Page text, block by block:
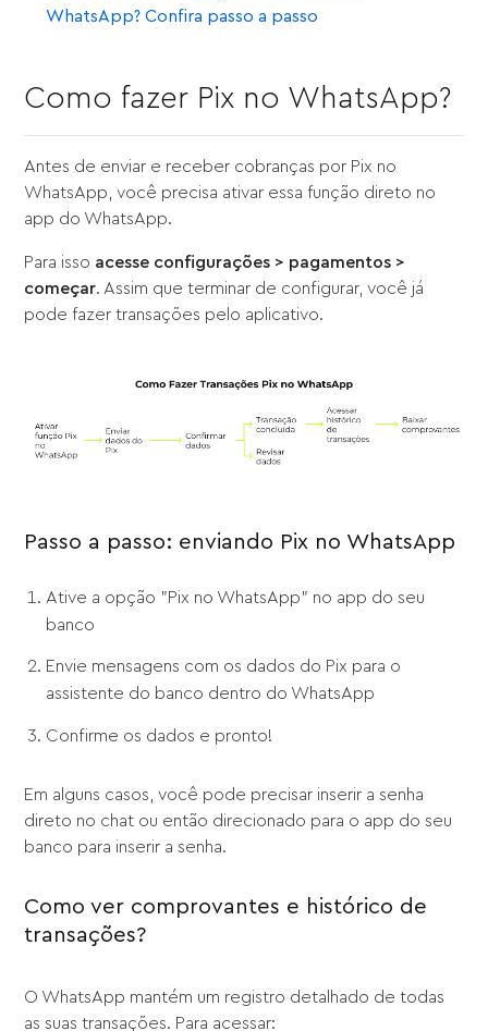
WhatsApp? Confira passo a passo
Como fazer Pix no WhatsApp?
Antes de enviar e receber cobranças por Pix no
WhatsApp, você precisa ativar essa função direto no
app do WhatsApp.
Para isso acesse configurações > pagamentos >
começar. Assim que terminar de configurar, você já
pode fazer transações pelo aplicativo.
Passo a passo: enviando Pix no WhatsApp
Ative a opção "Pix no WhatsApp" no app do seu
banco
Envie mensagens com os dados do Pix para o
assistente do banco dentro do WhatsApp
Confirme os dados e pronto!
Em alguns casos, você pode precisar inserir a senha
direto no chat ou então direcionado para o app do seu
banco para inserir a senha.
Como ver comprovantes e histórico de
transações?
O WhatsApp mantém um registro detalhado de todas
as suas transações. Para acessar: